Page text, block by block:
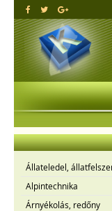
Állateledel,
Alpintechnika
Árnyékolás, redőny